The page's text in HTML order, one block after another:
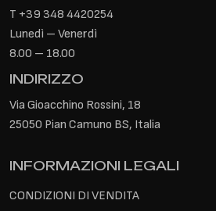
T +39 348 4420254
Lunedì – Venerdì
8.00 – 18.00
INDIRIZZO
Via Gioacchino Rossini, 18
25050 Pian Camuno BS, Italia
INFORMAZIONI LEGALI
CONDIZIONI DI VENDITA